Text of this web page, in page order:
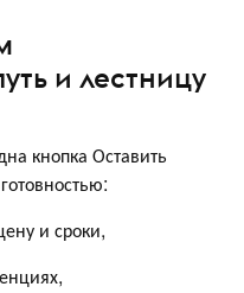
и лестницу
кнопка Оставить
и сроки,